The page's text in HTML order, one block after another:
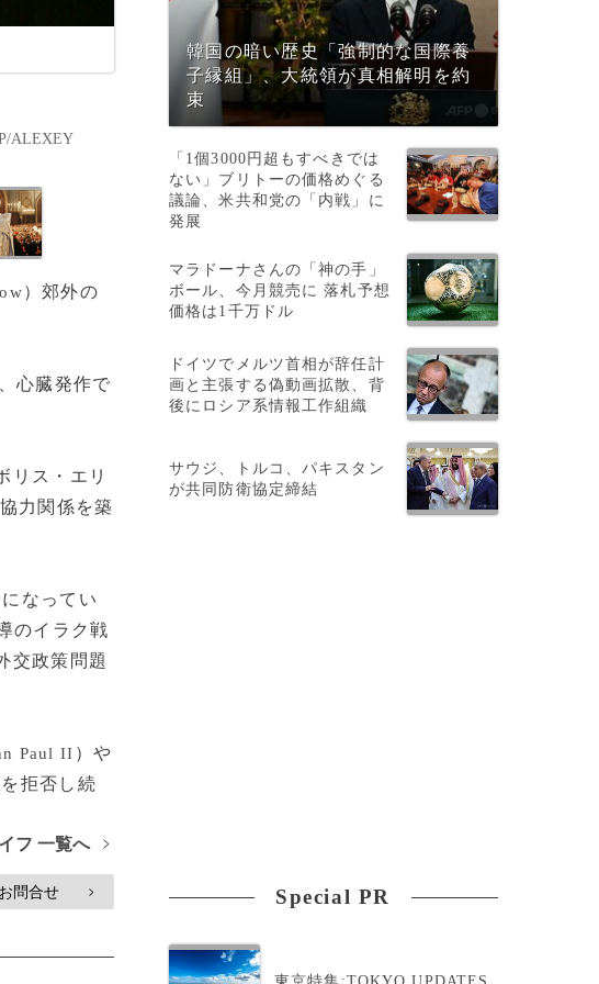
ALEXEY
）郊外の
心臓発作で
リス・エリ
力関係を築
なってい
のイラク戦
交政策問題
Paul II ）や
拒否し続
フ 一覧へ
>
問合せ >
韓国の暗い歴史「強制的な国際養
子縁組」、大統領が真相解明を約
束
「1個3000円超もすべきでは
ない」ブリトーの価格めぐる
議論、米共和党の「内戦」に
発展
マラドーナさんの「神の手」
ボール、今月競売に 落札予想
価格は1千万ドル
ドイツでメルツ首相が辞任計
画と主張する偽動画拡散、背
後にロシア系情報工作組織
サウジ、トルコ、パキスタン
が共同防衛協定締結
Special PR
東京特集:TOKYO UPDATES